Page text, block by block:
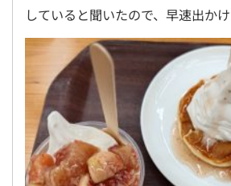
していると聞いたので、早速出かけ